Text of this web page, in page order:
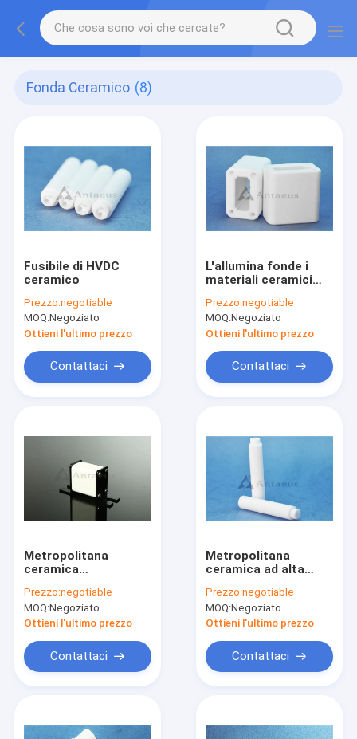
Fonda Ceramico (8)
Fusibile di HVDC
ceramico
Prezzo:negotiable
MOQ:Negoziato
Ottieni l'ultimo prezzo
Contattaci
L'allumina fonde i
materiali ceramici
Prezzo:negotiable
MOQ:Negoziato
Ottieni l'ultimo prezzo
Contattaci
Metropolitana
ceramica
fusibile
Prezzo:negotiable
MOQ:Negoziato
Ottieni l'ultimo prezzo
Contattaci
Metropolitana
ceramica ad alta
ceramica del fusibile
dell'allumina di HVDC
Prezzo:negotiable
MOQ:Negoziato
Ottieni l'ultimo prezzo
Contattaci